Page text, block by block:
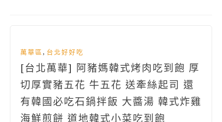
萬華區 , 台北好好吃
[台北萬華] 阿豬媽韓式烤肉吃到飽 厚
切厚實豬五花 牛五花 送牽絲起司 還
有韓國必吃石鍋拌飯 大醬湯 韓式炸雞
海鮮煎餅 道地韓式小菜吃到飽